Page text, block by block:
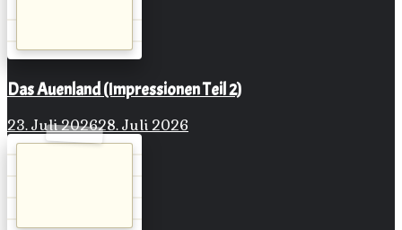
Das Auenland (Impressionen Teil 2)
23. Juli 202628. Juli 2026